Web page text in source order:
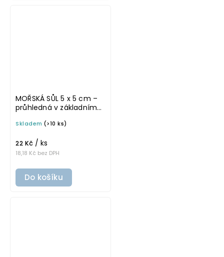
MOŘSKÁ SŮL 5 x 5 cm –
průhledná v základním
samolepka na
Skladem (>10 ks)
18,18 Kč bez DPH
22 Kč / ks
Do košíku